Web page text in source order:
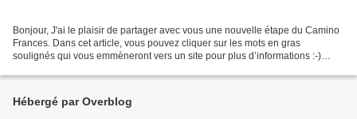
Bonjour, J'ai le plaisir de partager avec vous une nouvelle étape du Camino
Frances. Dans cet article, vous pouvez cliquer sur les mots en gras
soulignés qui vous emmèneront vers un site pour plus d’informations :-)
Hébergé par Overblog